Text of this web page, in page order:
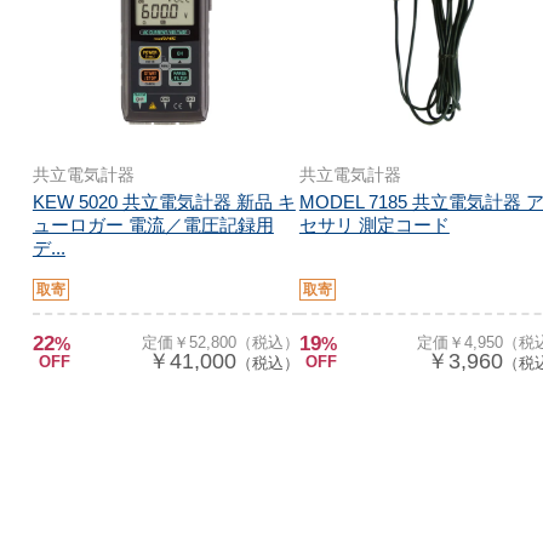
共立電気計器
KEW 5020 共立電気計器 新品 キ
ューロガー 電流／電圧記録用
デ...
取寄
22%
OFF
定価￥52,800（税込）
￥41,000（税込）
共立電気計器
MODEL 7185 共立電気計器
セサリ 測定コード
取寄
19%
OFF
定価￥4,950（税
￥3,960（税